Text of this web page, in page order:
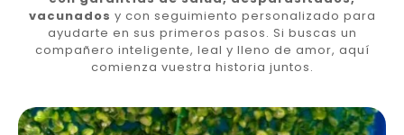
vacunados y con seguimiento personalizado para
ayudarte en sus primeros pasos. Si buscas un
compañero inteligente, leal y lleno de amor, aquí
comienza vuestra historia juntos.